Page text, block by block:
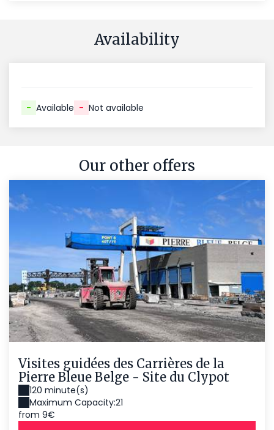
Availability
- Available - Not available
Our other offers
Visites guidées des Carrières de la
Pierre Bleue Belge - Site du Clypot
120 minute(s)
Maximum Capacity:21
from 9€